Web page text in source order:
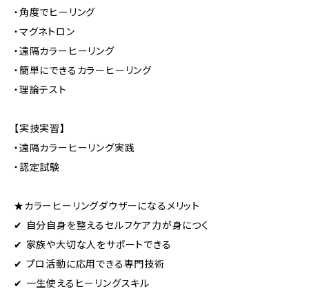
・角度でヒーリング
・マグネトロン
・遠隔カラーヒーリング
・簡単にできるカラーヒーリング
・理論テスト
【実技実習】
・遠隔カラーヒーリング実践
・認定試験
★カラーヒーリングダウザーになるメリット
✔ 自分自身を整えるセルフケア力が身につく
✔ 家族や大切な人をサポートできる
✔ プロ活動に応用できる専門技術
✔ 一生使えるヒーリングスキル